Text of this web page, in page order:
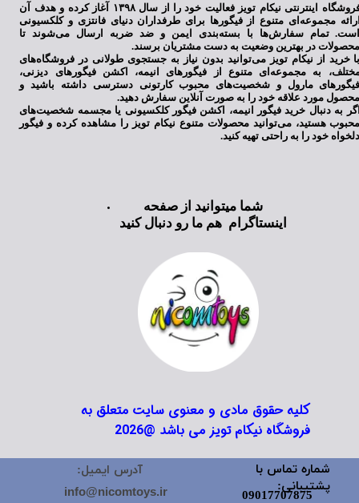
فروشگاه اینترنتی نیکام تویز فعالیت خود را از سال ۱۳۹۸ آغاز کرده و هدف آن
مجموعه‌ای متنوع از فیگورها برای طرفداران دنیای فانتزی و کلکسیونی
تمام سفارش‌ها با بسته‌بندی ایمن و ضد ضربه ارسال می‌شوند تا
در بهترین وضعیت به دست مشتریان برسند.
خرید از نیکام تویز می‌توانید بدون نیاز به جستجوی طولانی در فروشگاه‌های
به مجموعه‌ای متنوع از فیگورهای انیمه، اکشن فیگورهای دیزنی،
مارول و شخصیت‌های محبوب کارتونی دسترسی داشته باشید و
مورد علاقه خود را به صورت آنلاین سفارش دهید.
به دنبال خرید فیگور انیمه، اکشن فیگور کلکسیونی یا مجسمه شخصیت‌های
هستید، می‌توانید محصولات متنوع نیکام تویز را مشاهده کرده و فیگور
خود را به راحتی تهیه کنید.
کلیه حقوق مادی و معنوی سایت متعلق به
فروشگاه نیکام تویز می باشد @2026
شما میتوانید از صفحه
اینستاگرام هم ما رو دنبال کنید
شماره تماس با
پشتیبانی:
09017707875
آدرس ایمیل:
info@nicomtoys.ir